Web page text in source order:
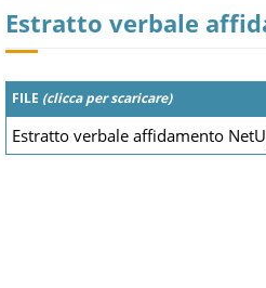
Estratto verbale
FILE (clicca per scaricare)
Estratto verbale affidamento